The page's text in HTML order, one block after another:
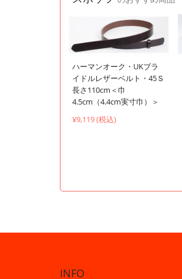
ハーマンオーク・UKブラ
イドルレザーベルト・45Ｓ
長さ110cm＜巾
4.5cm（4.4cm実寸巾）＞
¥9,119 (税込)
INFO